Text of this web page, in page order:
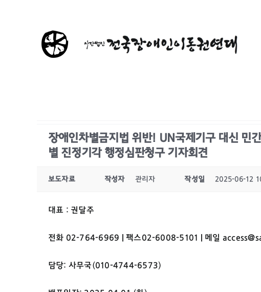
장애인차별금지법 위반! UN국제기구 대신 민
별 진정기각 행정심판청구 기자회견
보도자료 작성자 관리자 작성일 2025-06-12
대표 : 권달주
전화 02-764-6969 | 팩스02-6008-5101 | 메일
담당: 사무국(010-4744-6573)